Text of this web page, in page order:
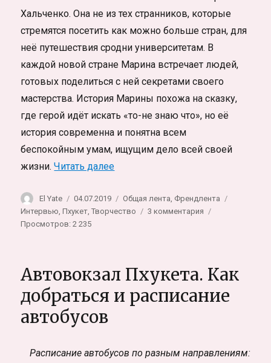
Хальченко. Она не из тех странников, которые
стремятся посетить как можно больше стран, для
неё путешествия сродни университетам. В
каждой новой стране Марина встречает людей,
готовых поделиться с ней секретами своего
мастерства. История Марины похожа на сказку,
где герой идёт искать «то-не знаю что», но её
история современна и понятна всем
беспокойным умам, ищущим дело всей своей
жизни.Читать далее«Бунт и послушание мастера
Автор
El Yate Опубликовано
04.07.2019 Рубрики
Общая лента, Френдлента
Интервью,Пхукет,Творчество 3 комментария
мастера
Марина
Просмотров: 2 235
Автовокзал Пхукета. Как
добраться и расписание
автобусов
Расписание автобусов по разным направлениям: